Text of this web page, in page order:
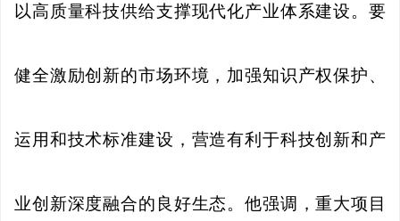
以高质量科技供给支撑现代化产业体系建设。要
健全激励创新的市场环境，加强知识产权保护、
运用和技术标准建设，营造有利于科技创新和产
业创新深度融合的良好生态。他强调，重大项目